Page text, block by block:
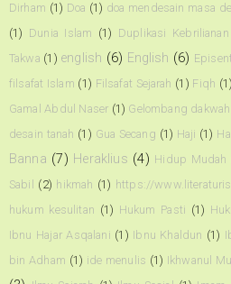
Dirham (1) Doa (1) doa mendesain masa
(1) Dunia Islam (1) Duplikasi Kebrilianan
Takwa (1) english (6) English (6)
filsafat Islam (1) Filsafat Sejarah (1) Fiqh (1)
Gamal Abdul Naser (1) Gelombang dakwah
desain tanah (1) Gua Secang (1) Haji (1)
Banna (7) Heraklius (4) Hidup Mudah
Sabil
(2) hikmah (1) https://
hukum kesulitan (1) Hukum Pasti (1)
Ibnu Hajar Asqalani (1) Ibnu Khaldun (1)
bin Adham (1) ide menulis (1) Ikhwanul